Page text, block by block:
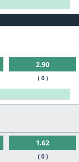
2.90
( 0 )
1.62
( 0 )